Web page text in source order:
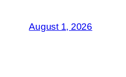
August 1, 2026